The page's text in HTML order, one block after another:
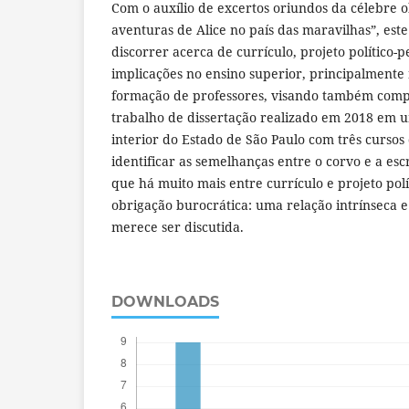
Com o auxílio de excertos oriundos da célebre
aventuras de Alice no país das maravilhas”,
discorrer acerca de currículo, projeto político-
implicações no ensino superior, principalmente
formação de professores, visando também
trabalho de dissertação realizado em 2018 em
interior do Estado de São Paulo com três
identificar as semelhanças entre o corvo e a
que há muito mais entre currículo e projeto
obrigação burocrática: uma relação intrínseca
merece ser discutida.
DOWNLOADS